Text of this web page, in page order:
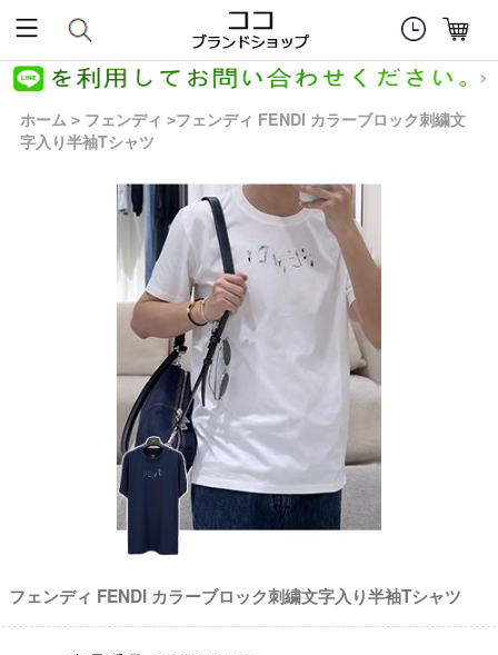
ホーム > フェンディ >フェンディ FENDI カラーブロック刺繍文
字入り半袖Tシャツ
フェンディ FENDI カラーブロック刺繍文字入り半袖Tシャツ